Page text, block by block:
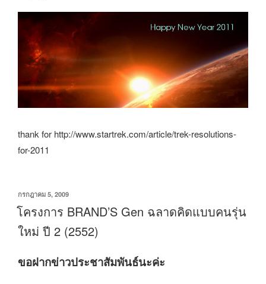
thank for http://www.startrek.com/article/trek-resolutions-
for-2011
เขียน
วัน
ที่
กรกฎาคม 5, 2009
โครงการ BRAND’S Gen ฉลาดคิดแบบคนรุ่น
ใหม่ ปี 2 (2552)
ขอฝากข่าวประชาสัมพันธ์นะค่ะ